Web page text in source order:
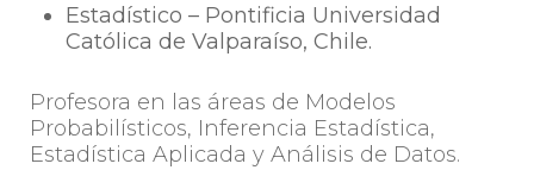
Estadístico – Pontificia Universidad
Católica de Valparaíso, Chile.
Profesora en las áreas de Modelos
Probabilísticos, Inferencia Estadística,
Estadística Aplicada y Análisis de Datos.